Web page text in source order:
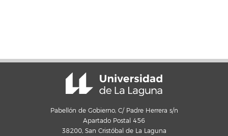
Pabellón de Gobierno, C/ Padre Herrera s/n
Apartado Postal 456
38200, San Cristóbal de La Laguna